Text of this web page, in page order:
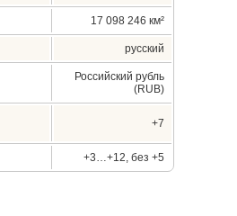
17 098 246 км²
русский
Российский рубль
(RUB)
+7
+3…+12, без +5